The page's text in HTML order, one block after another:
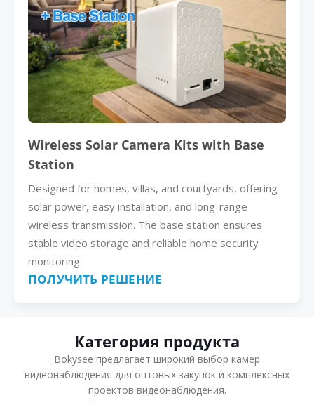
Wireless Solar Camera Kits with Base
Station
Designed for homes, villas, and courtyards, offering
solar power, easy installation, and long-range
wireless transmission. The base station ensures
stable video storage and reliable home security
monitoring.
ПОЛУЧИТЬ РЕШЕНИЕ
Категория продукта
Bokysee предлагает широкий выбор камер
видеонаблюдения для оптовых закупок и комплексных
проектов видеонаблюдения.